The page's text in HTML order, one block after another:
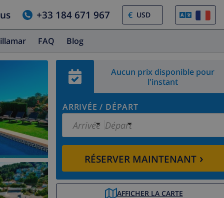
+33 184 671 967 €
FAQ Blog
Aucun prix disponible pour
l'instant
ARRIVÉE / DÉPART
Arrivée Départ
RÉSERVER MAINTENANT›
AFFICHER LA CARTE